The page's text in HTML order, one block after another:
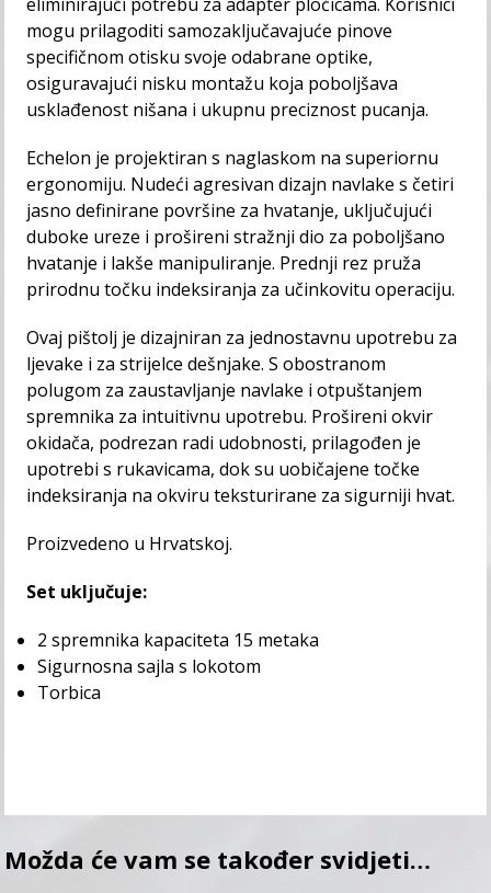
mogu prilagoditi samozaključavajuće pinove
specifičnom otisku svoje odabrane optike,
osiguravajući nisku montažu koja poboljšava
usklađenost nišana i ukupnu preciznost pucanja.
Echelon je projektiran s naglaskom na superiornu
ergonomiju. Nudeći agresivan dizajn navlake s četiri
jasno definirane površine za hvatanje, uključujući
duboke ureze i prošireni stražnji dio za poboljšano
hvatanje i lakše manipuliranje. Prednji rez pruža
prirodnu točku indeksiranja za učinkovitu operaciju.
Ovaj pištolj je dizajniran za jednostavnu upotrebu za
ljevake i za strijelce dešnjake. S obostranom
polugom za zaustavljanje navlake i otpuštanjem
spremnika za intuitivnu upotrebu. Prošireni okvir
okidača, podrezan radi udobnosti, prilagođen je
upotrebi s rukavicama, dok su uobičajene točke
indeksiranja na okviru teksturirane za sigurniji hvat.
Proizvedeno u Hrvatskoj.
Set uključuje:
2 spremnika kapaciteta 15 metaka
Sigurnosna sajla s lokotom
Torbica
Možda će vam se također svidjeti…